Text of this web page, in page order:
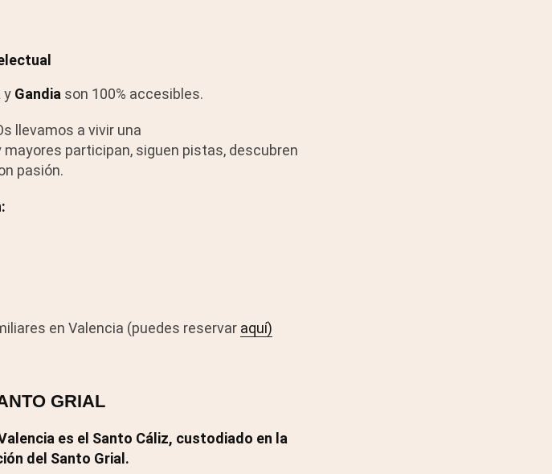
y Gandia son 100% accesibles.
llevamos a vivir una
participan, siguen pistas, descubren
pasión.
en Valencia (puedes reservar aquí)
GRIAL
es el Santo Cáliz, custodiado en la
del Santo Grial.